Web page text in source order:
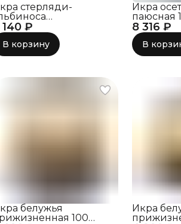
140 ₽
стерляди-
50
В корзину
8 316 ₽
Икра
паюсная
В
белужья
100
Икра